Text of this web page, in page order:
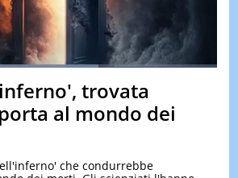
TEST
:62.97%
trovata
al mondo dei
che condurrebbe